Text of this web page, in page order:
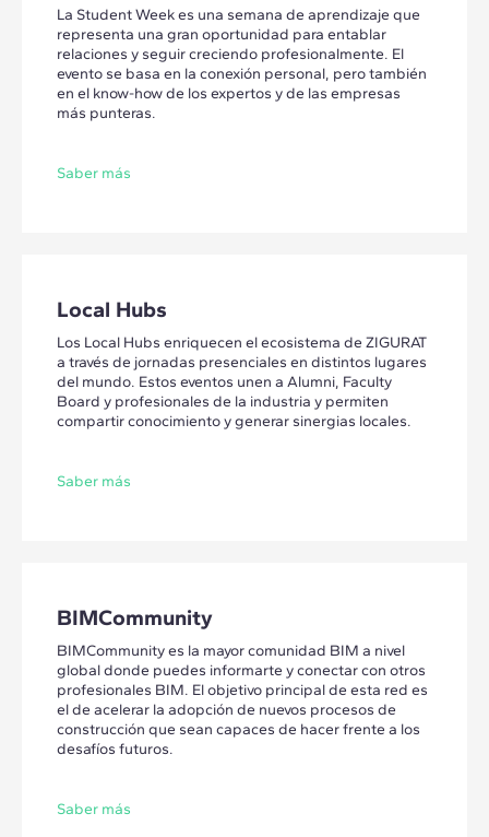
La Student Week es una semana de aprendizaje que
representa una gran oportunidad para entablar
relaciones y seguir creciendo profesionalmente. El
evento se basa en la conexión personal, pero también
en el know-how de los expertos y de las empresas
más punteras.
Saber más
Local Hubs
Los Local Hubs enriquecen el ecosistema de ZIGURAT
a través de jornadas presenciales en distintos lugares
del mundo. Estos eventos unen a Alumni, Faculty
Board y profesionales de la industria y permiten
compartir conocimiento y generar sinergias locales.
Saber más
BIMCommunity
BIMCommunity es la mayor comunidad BIM a nivel
global donde puedes informarte y conectar con otros
profesionales BIM. El objetivo principal de esta red es
el de acelerar la adopción de nuevos procesos de
construcción que sean capaces de hacer frente a los
desafíos futuros.
Saber más